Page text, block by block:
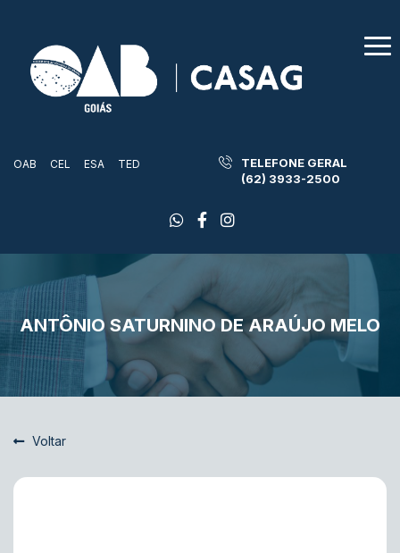
OAB CEL ESA TED
TELEFONE GERAL
(62) 3933-2500
ANTÔNIO SATURNINO DE ARAÚJO MELO
Voltar